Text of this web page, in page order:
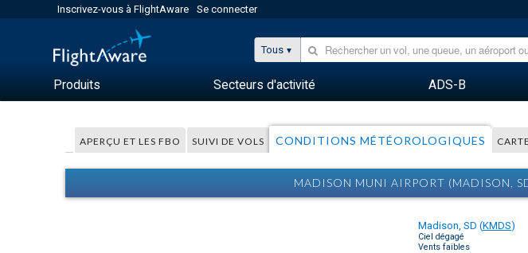
Inscrivez-vous à FlightAware Se connecter
Tous
Produits Secteurs d'activité ADS-B
APERÇU ET LES FBO SUIVI DE VOLS CONDITIONS MÉTÉOROLOGIQUES
MADISON MUNI AIRPORT (MADISON,
Madison, SD (KMDS)
Ciel dégagé
Vents faibles